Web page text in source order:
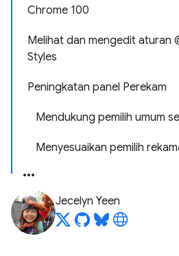
Chrome 100
Melihat dan mengedit aturan
Styles
Peningkatan panel Perekam
Mendukung pemilih umum
Menyesuaikan pemilih
Jecelyn Yeen